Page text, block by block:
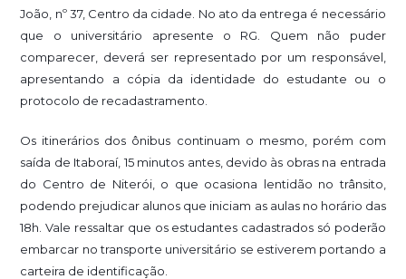
João, nº 37, Centro da cidade. No ato da entrega é necessário
que o universitário apresente o RG. Quem não puder
comparecer, deverá ser representado por um responsável,
apresentando a cópia da identidade do estudante ou o
protocolo de recadastramento.
Os itinerários dos ônibus continuam o mesmo, porém com
saída de Itaboraí, 15 minutos antes, devido às obras na entrada
do Centro de Niterói, o que ocasiona lentidão no trânsito,
podendo prejudicar alunos que iniciam as aulas no horário das
18h. Vale ressaltar que os estudantes cadastrados só poderão
embarcar no transporte universitário se estiverem portando a
carteira de identificação.